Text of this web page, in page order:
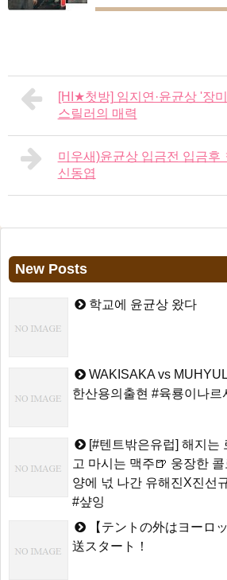
[HI★첫방] 임지연·윤균상 '장
스릴러의 매력
미우새)윤균상 입금전 입금후
신동엽
New Posts
학교에 윤균상 왔다
WAKISAKA vs
한산용의출현 #육룡이나르
[#텐트밖은유럽] 해지는
고 마시는 맥주🍺 웅장한
양에 넋 나간 유해진X진선
#샾잉
【テントの外はヨーロ
送スタート！